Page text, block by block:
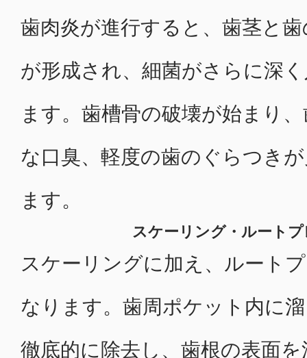
歯肉炎が進行すると、歯茎と
が形成され、細菌がさらに深
ます。歯槽骨の破壊が始まり
な口臭、軽度の歯のぐらつき
ます。
スケーリング・ルート
スケーリングに加え、ルート
なります。歯周ポケット内に
徹底的に除去し、歯根の表面